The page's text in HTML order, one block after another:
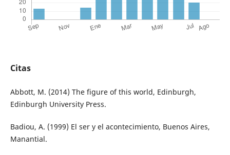
Citas
Abbott, M. (2014) The figure of this world, Edinburgh,
Edinburgh University Press.
Badiou, A. (1999) El ser y el acontecimiento, Buenos Aires,
Manantial.